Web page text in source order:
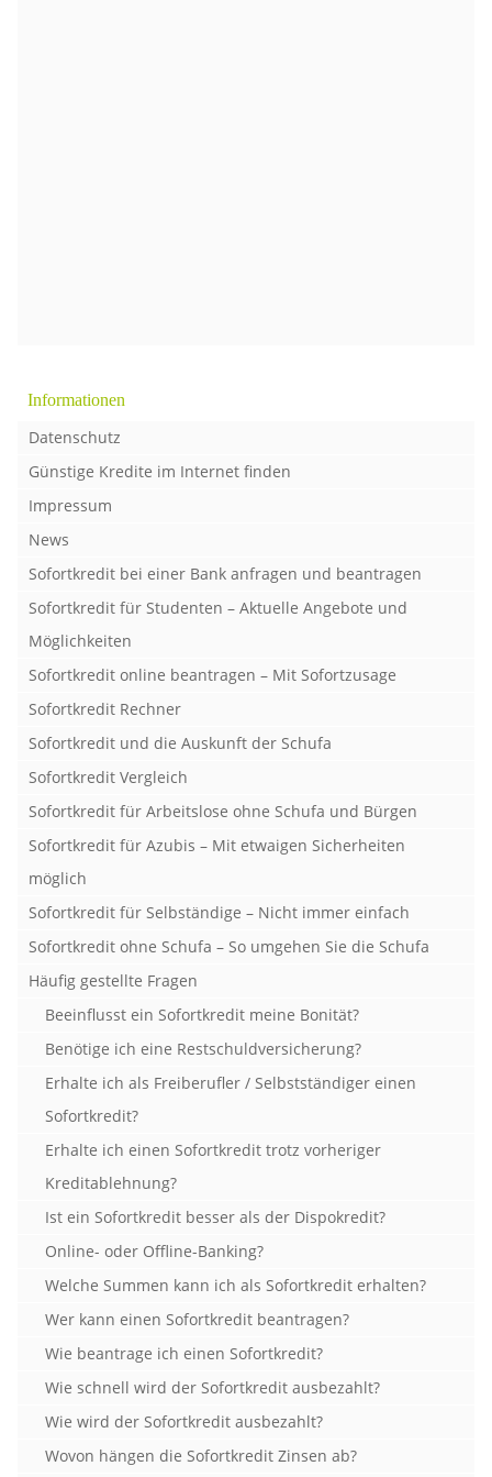
Informationen
Datenschutz
Günstige Kredite im Internet finden
Impressum
News
Sofortkredit bei einer Bank anfragen und beantragen
Sofortkredit für Studenten – Aktuelle Angebote und
Möglichkeiten
Sofortkredit online beantragen – Mit Sofortzusage
Sofortkredit Rechner
Sofortkredit und die Auskunft der Schufa
Sofortkredit Vergleich
Sofortkredit für Arbeitslose ohne Schufa und Bürgen
Sofortkredit für Azubis – Mit etwaigen Sicherheiten
möglich
Sofortkredit für Selbständige – Nicht immer einfach
Sofortkredit ohne Schufa – So umgehen Sie die Schufa
Häufig gestellte Fragen
Beeinflusst ein Sofortkredit meine Bonität?
Benötige ich eine Restschuldversicherung?
Erhalte ich als Freiberufler / Selbstständiger einen
Sofortkredit?
Erhalte ich einen Sofortkredit trotz vorheriger
Kreditablehnung?
Ist ein Sofortkredit besser als der Dispokredit?
Online- oder Offline-Banking?
Welche Summen kann ich als Sofortkredit erhalten?
Wer kann einen Sofortkredit beantragen?
Wie beantrage ich einen Sofortkredit?
Wie schnell wird der Sofortkredit ausbezahlt?
Wie wird der Sofortkredit ausbezahlt?
Wovon hängen die Sofortkredit Zinsen ab?